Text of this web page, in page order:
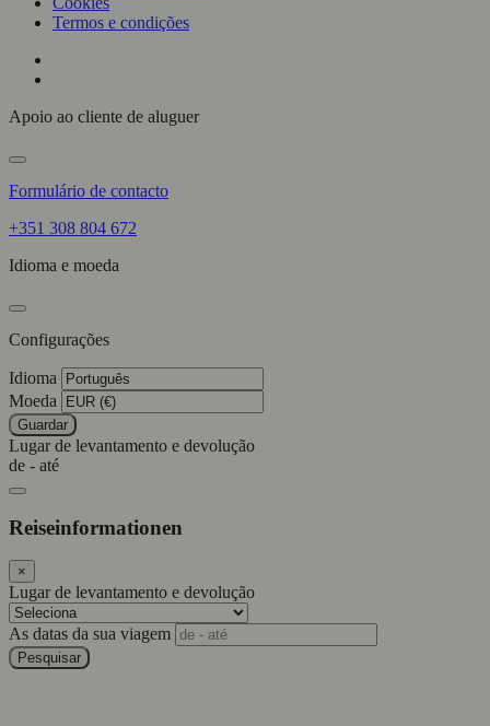
Termos e condições
Apoio ao cliente de aluguer
Formulário de contacto
+351 308 804 672
Idioma e moeda
Configurações
Idioma
Moeda
Guardar
Lugar de levantamento e devolução
de - até
Reiseinformationen
×
Lugar de levantamento e devolução
As datas da sua viagem
Pesquisar